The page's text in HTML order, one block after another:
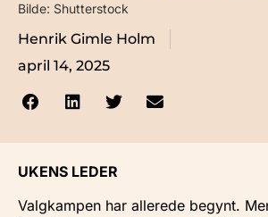
Bilde: Shutterstock
Henrik Gimle Holm
april 14, 2025
UKENS LEDER
Valgkampen har allerede begynt.